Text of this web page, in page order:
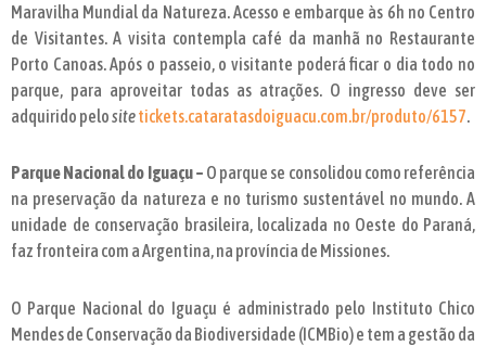
Maravilha Mundial da Natureza. Acesso e embarque às 6h no Centro
de Visitantes. A visita contempla café da manhã no Restaurante
Porto Canoas. Após o passeio, o visitante poderá ficar o dia todo no
parque, para aproveitar todas as atrações. O ingresso deve ser
adquirido pelositetickets.cataratasdoiguacu.com.br/produto/6157.
Parque Nacional do Iguaçu – O parque se consolidou como referência
na preservação da natureza e no turismo sustentável no mundo. A
unidade de conservação brasileira, localizada no Oeste do Paraná,
faz fronteira com a Argentina, na província de Missiones.
O Parque Nacional do Iguaçu é administrado pelo Instituto Chico
Mendes de Conservação da Biodiversidade (ICMBio) e tem a gestão da